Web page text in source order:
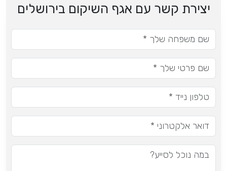
יצירת קשר עם אגף השיקום בירושלים